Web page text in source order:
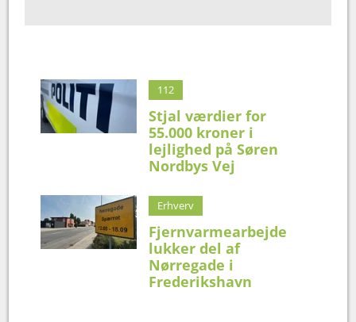
112
Stjal værdier for
55.000 kroner i
lejlighed på Søren
Nordbys Vej
Erhverv
Fjernvarmearbejde
lukker del af
Nørregade i
Frederikshavn